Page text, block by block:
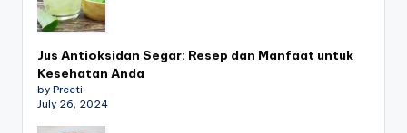
Jus Antioksidan Segar: Resep dan Manfaat untuk
Kesehatan Anda
by Preeti
July 26, 2024